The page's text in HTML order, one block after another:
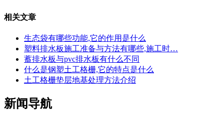
相关文章
生态袋有哪些功能,它的作用是什么
塑料排水板施工准备与方法有哪些,施工时…
蓄排水板与pvc排水板有什么不同
什么是钢塑土工格栅,它的特点是什么
土工格栅垫层地基处理方法介绍
新闻导航